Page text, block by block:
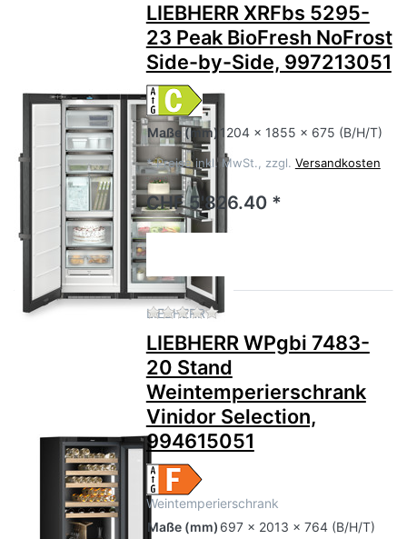
LIEBHERR XRFbs 5295-
23 Peak BioFresh NoFrost
Side-by-Side, 997213051
Maße(mm) 1204 x 1855 x 675 (B/H/T)
* Preise inkl. MwSt., zzgl. Versandkosten
CHF 5'826.40 *
LIEBHERR Zu diesem Produkt liegen
LIEBHERR WPgbi 7483-
20 Stand
Weintemperierschrank
Vinidor Selection,
994615051
Weintemperierschrank
Maße (mm) 697 x 2013 x 764 (B/H/T)